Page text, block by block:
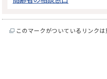
このマークがついているリンク